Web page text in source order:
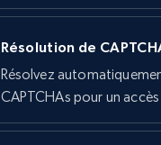
Résolution de
Résolvez
CAPTCHAs pour un